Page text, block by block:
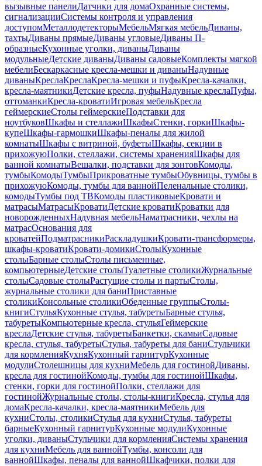
вызывные панелиДатчики для домаОхранные системы,
сигнализацииСистемы контроля и управления
доступомМеталлодетекторыМебельМягкая мебельДиваны,
тахтыДиваны прямыеДиваны угловыеДиваны П-
образныеКухонные уголки, диваныДиваны
модульныеДетские диваныДиваны садовыеКомплекты мягкой
мебелиБескаркасные кресла-мешки и диваныНадувные
диваныКреслаКреслаКресла-мешки и пуфыКресла-качалки,
кресла-маятникиДетские кресла, пуфыНадувные креслаПуфы,
оттоманкиКресла-кроватиИгровая мебельКресла
геймерскиеСтолы геймерскиеПодставки для
ноутбуковШкафы и стеллажиШкафыСтенки, горкиШкафы-
купеШкафы-гармошкиШкафы-пеналы для жилой
комнатыШкафы с витриной, буфетыШкафы, секции в
прихожуюПолки, стеллажи, системы храненияШкафы для
ванной комнатыВешалки, подставки для зонтовКомоды,
тумбыКомодыТумбыПрикроватные тумбыОбувницы, тумбы в
прихожуюКомоды, тумбы для ваннойПеленальные столики,
комодыТумбы под ТВКомоды пластиковыеКровати и
матрасыМатрасыКроватиДетские кроватиКроватки для
новорожденныхНадувная мебельНаматрасники, чехлы на
матрасОснования для
кроватейПодматрасникиРаскладушкиКровати-трансформеры,
шкафы-кроватиКровати-домикиСтолыКухонные
столыБарные столыСтолы письменные,
компьютерныеДетские столыТуалетные столикиЖурнальные
столыСадовые столыРастущие столы и партыСтолы,
журнальные столики для баниПриставные
столикиКонсольные столикиОбеденные группыСтолы-
книгиСтульяКухонные стулья, табуретыБарные стулья,
табуретыКомпьютерные кресла, стульяГеймерские
креслаДетские стулья, табуретыБанкетки, скамьиСадовые
кресла, стулья, табуретыСтулья, табуреты для баниСтульчики
для кормленияКухняКухонный гарнитурКухонные
модулиСтолешницы для кухниМебель для гостинойДиваны,
кресла для гостинойКомоды, тумбы для гостинойШкафы,
стенки, горки для гостинойПолки, стеллажи для
гостинойЖурнальные столы, столы-книгиКресла, стулья для
домаКресла-качалки, кресла-маятникиМебель для
кухниСтолы, столикиСтулья для кухниСтулья, табуреты
барныеКухонный гарнитурКухонные модулиКухонные
уголки, диваныСтульчики для кормленияСистемы хранения
для кухниМебель для ваннойТумбы, консоли для
ваннойШкафы, пеналы для ваннойШкафчики, полки для